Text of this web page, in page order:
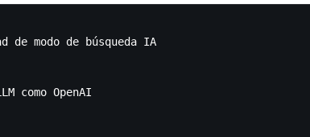
modo de búsqueda IA
como OpenAI